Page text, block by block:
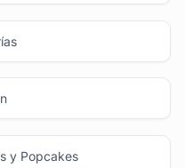
y Popcakes